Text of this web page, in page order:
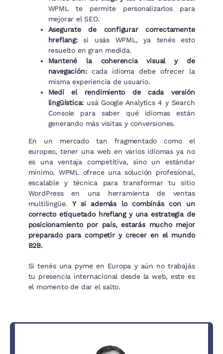
WPML te permite personalizarlos para
mejorar el SEO.
Asegurate de configurar correctamente
hreflang:si usás WPML, ya tenés esto
resuelto en gran medida.
Mantené la coherencia visual y de
navegación:cada idioma debe ofrecer la
misma experiencia de usuario.
Medí el rendimiento de cada versión
lingüística: usá Google Analytics 4 y Search
Console para saber qué idiomas están
generando más visitas y conversiones.
En un mercado tan fragmentado como el
europeo, tener una web en varios idiomas ya no
es una ventaja competitiva, sino un estándar
mínimo. WPML ofrece una solución profesional,
escalable y técnica para transformar tu sitio
WordPress en una herramienta de ventas
multilingüe.Y si además lo combinás con un
correcto etiquetado hreflang y una estrategia de
posicionamiento por país, estarás mucho mejor
preparado para competir y crecer en el mundo
B2B.
Si tenés una pyme en Europa y aún no trabajás
tu presencia internacional desde la web, este es
el momento de dar el salto.